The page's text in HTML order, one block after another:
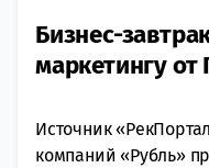
Бизнес-
маркетингу от
Источник
компаний «Рубль»